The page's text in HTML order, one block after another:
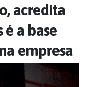
acredita
a base
empresa